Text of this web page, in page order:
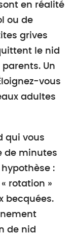
en réalité
ou de
grives
le nid
Un
vous
adultes
qui vous
de minutes
:
rotation »
becquées.
de nid